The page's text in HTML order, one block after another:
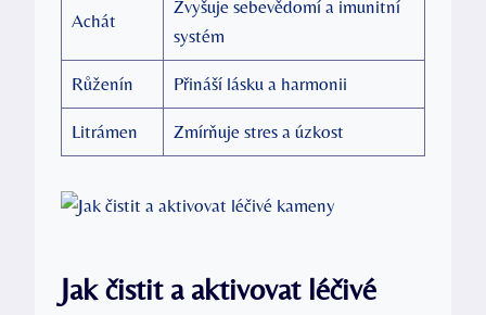
Achát
Zvyšuje sebevědomí a imunitní
systém
Růženín Přináší lásku a harmonii
Litrámen Zmírňuje stres a úzkost
Jak čistit a aktivovat léčivé